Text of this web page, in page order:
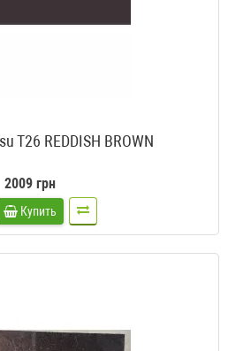
T26 REDDISH BROWN
2009 грн
Купить